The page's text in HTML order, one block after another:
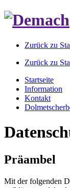
Zurück zu
Zurück zu
Startseite
Information
Kontakt
Präambel
Mit der folgenden